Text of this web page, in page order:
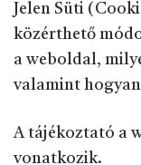
Jelen Süti
közérthető
a weboldal,
valamint
A tájékoztató a
vonatkozik.